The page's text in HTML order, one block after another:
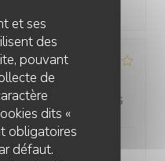
et ses
des
pouvant
de
dits «
obligatoires
défaut.
était excellente !
: 2/5 Qualité / Prix /5
si le service est